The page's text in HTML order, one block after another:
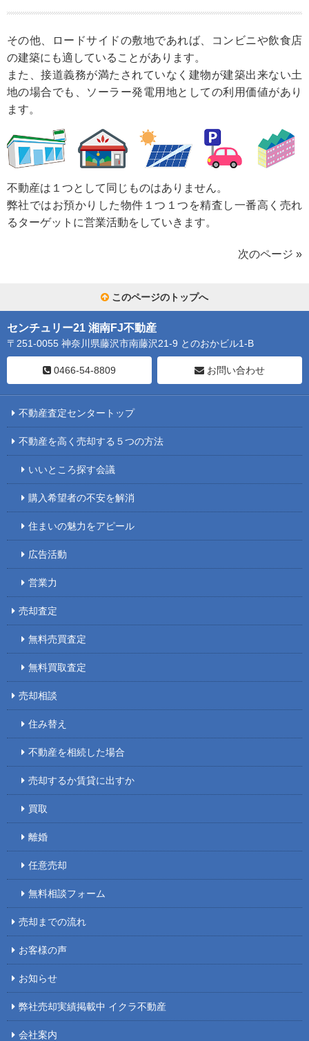
その他、ロードサイドの敷地であれば、コンビニや飲食店
の建築にも適していることがあります。
また、接道義務が満たされていなく建物が建築出来ない土
地の場合でも、ソーラー発電用地としての利用価値があり
ます。
不動産は１つとして同じものはありません。
弊社ではお預かりした物件１つ１つを精査し一番高く売れ
るターゲットに営業活動をしていきます。
次のページ »
このページのトップへ
センチュリー21 湘南FJ不動産
〒251-0055 神奈川県藤沢市南藤沢21-9 とのおかビル1-B
0466-54-8809 お問い合わせ
不動産査定センタートップ
不動産を高く売却する５つの方法
いいところ探す会議
購入希望者の不安を解消
住まいの魅力をアピール
広告活動
営業力
売却査定
無料売買査定
無料買取査定
売却相談
住み替え
不動産を相続した場合
売却するか賃貸に出すか
買取
離婚
任意売却
無料相談フォーム
売却までの流れ
お客様の声
お知らせ
弊社売却実績掲載中 イクラ不動産
会社案内